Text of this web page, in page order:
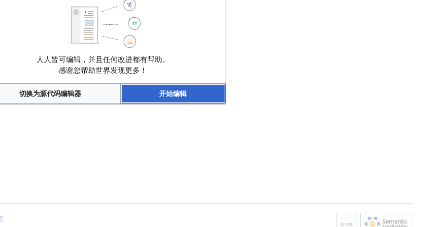
//
人人皆可编辑，并且任何改进都有帮助。
感谢您帮助世界发现更多！
切换为源代码编辑器 开始编辑